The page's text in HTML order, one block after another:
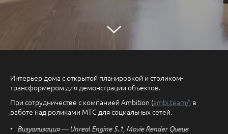
Интерьер дома с открытой планировкой и столиком-
трансформером для демонстрации объектов.
При сотрудничестве с компанией Ambition (ambi.team/) в
работе над роликами МТС для социальных сетей.
Визуализация — Unreal Engine 5.1, Movie Render Queue